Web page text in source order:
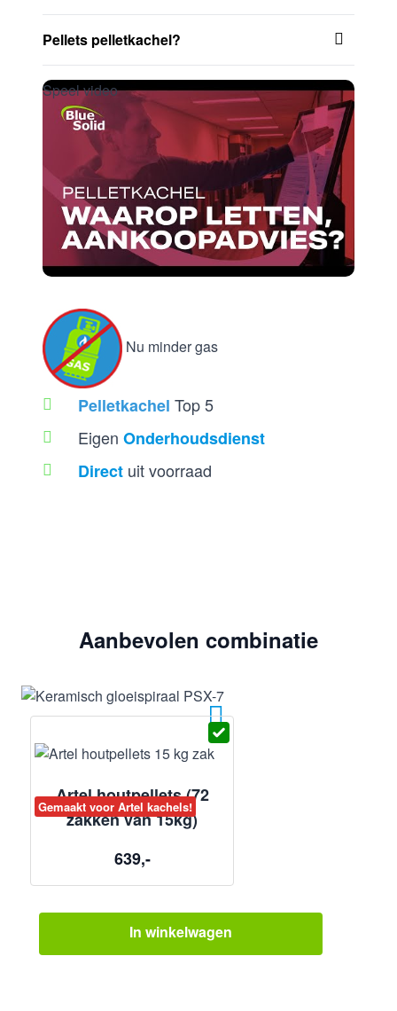
Pellets pelletkachel?
Speel video
Nu minder gas
Pelletkachel Top 5
Eigen Onderhoudsdienst
Direct uit voorraad
Aanbevolen combinatie
Gemaakt voor Artel kachels!
Artel houtpellets (72
zakken van 15kg)
639,-
In winkelwagen